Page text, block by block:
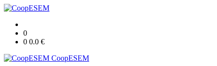
0
0 0.0 €
CoopESEM